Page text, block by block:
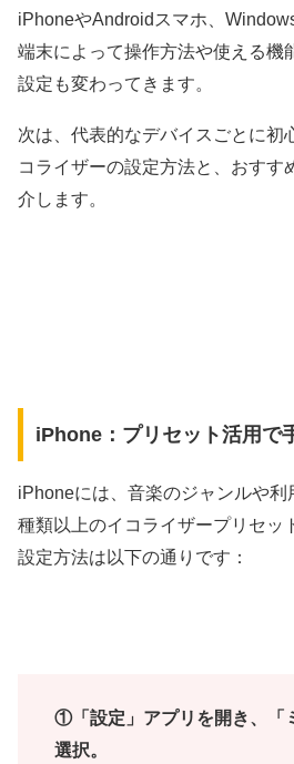
iPhoneやAndroidスマホ、
端末によって操作方法や使える機
設定も変わってきます。
次は、代表的なデバイスごとに初
コライザーの設定方法と、おすす
介します。
iPhone：プリセット活用で
iPhoneには、音楽のジャンルや
種類以上のイコライザープリセッ
設定方法は以下の通りです：
①「設定」アプリを開き、「
選択。